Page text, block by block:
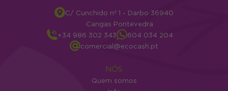
C/ Cunchido nº 1 - Darbo 36940
Cangas Pontevedra
+34 986 302 343
604 034 204
comercial@ecocash.pt
NÓS
Quem somos